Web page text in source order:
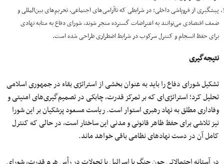
پیشگیری از فروپاشی داخلی: در شرایطی که ناآرامی‌های اجتماعی، تحریم‌های بین‌المللی و
ضعف اقتصادی می‌توانند به اعتراضات گسترده منجر شوند، شورای دفاع به‌ مثابه نهادی
برای حفظ انسجام و کنترل سرکوب در شرایط اضطراری طراحی شده است.
نتیجه‌گیری
تشکیل شورای دفاع را باید به‌ عنوان بخشی از استراتژی بقاء در جمهوری اسلامی
تحلیل کرد؛ استراتژی‌ای که بر تمرکز قدرت، چابکی در تصمیم‌گیری‌های امنیتی و
وفاداری مطلق به نهاد رهبری استوار است. ریاست مسعود پزشکیان بر این شورا
نیز تلاشی برای حفظ ظاهر قانونی و مدنی این ساختار است، در حالی‌ که کنترل
کامل آن در دست نهادهای نظامی باقی خواهد ماند.